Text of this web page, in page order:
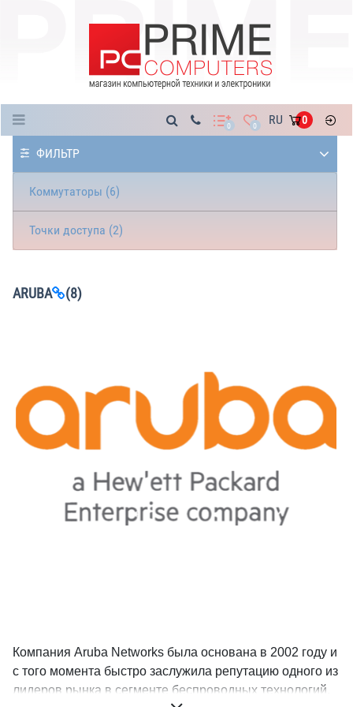
0 0 RU 0
ФИЛЬТР
Коммутаторы (6)
Точки доступа (2)
ARUBA (8)
Компания Aruba Networks была основана в 2002 году и
с того момента быстро заслужила репутацию одного из
лидеров рынка в сегменте беспроводных технологий.